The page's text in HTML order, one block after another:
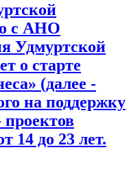
с АНО
Удмуртской
о старте
(далее -
на поддержку
проектов
14 до 23 лет.